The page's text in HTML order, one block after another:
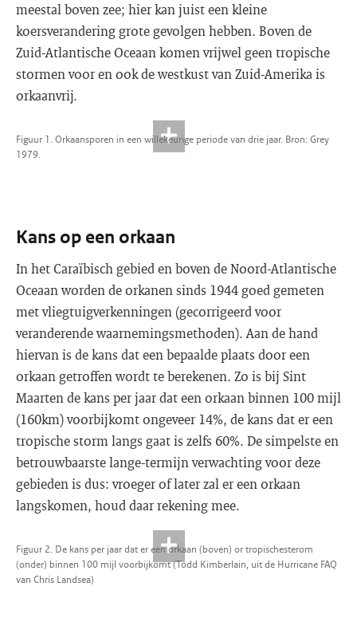
meestal boven zee; hier kan juist een kleine
koersverandering grote gevolgen hebben. Boven de
Zuid-Atlantische Oceaan komen vrijwel geen tropische
stormen voor en ook de westkust van Zuid-Amerika is
orkaanvrij.
Figuur 1. Orkaansporen in een willekeurige periode van drie jaar. Bron: Grey
1979.
Kans op een orkaan
In het Caraïbisch gebied en boven de Noord-Atlantische
Oceaan worden de orkanen sinds 1944 goed gemeten
met vliegtuigverkenningen (gecorrigeerd voor
veranderende waarnemingsmethoden). Aan de hand
hiervan is de kans dat een bepaalde plaats door een
orkaan getroffen wordt te berekenen. Zo is bij Sint
Maarten de kans per jaar dat een orkaan binnen 100 mijl
(160km) voorbijkomt ongeveer 14%, de kans dat er een
tropische storm langs gaat is zelfs 60%. De simpelste en
betrouwbaarste lange-termijn verwachting voor deze
gebieden is dus: vroeger of later zal er een orkaan
langskomen, houd daar rekening mee.
Figuur 2. De kans per jaar dat er een orkaan (boven) or tropischesterom
(onder) binnen 100 mijl voorbijkomt (Todd Kimberlain, uit de Hurricane FAQ
van Chris Landsea)